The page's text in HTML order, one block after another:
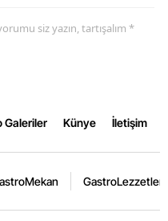
siz yazın, tartışalım *
Galeriler Künye İletişim
GastroLezzetler